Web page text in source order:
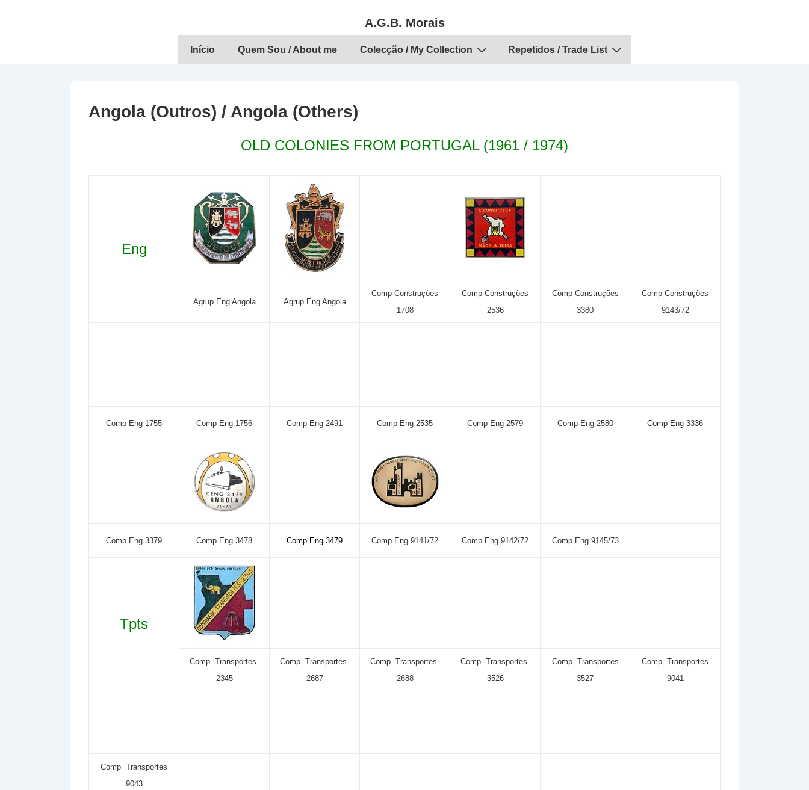
A.G.B. Morais
Navegação
Início Quem Sou / About me Colecção / My Collection Repetidos / Trade List
Angola (Outros) / Angola (Others)
OLD COLONIES FROM PORTUGAL (1961 / 1974)
Eng
Agrup Eng Angola Agrup Eng Angola
Comp Construções
1708
Comp Construções
2536
Comp Construções
3380
Comp Construções
9143/72
Comp Eng 1755 Comp Eng 1756 Comp Eng 2491 Comp Eng 2535 Comp Eng 2579 Comp Eng 2580 Comp Eng 3336
Comp Eng 3379 Comp Eng 3478 Comp Eng 3479 Comp Eng 9141/72 Comp Eng 9142/72 Comp Eng 9145/73
Tpts
Comp Transportes
2345
Comp Transportes
2687
Comp Transportes
2688
Comp Transportes
3526
Comp Transportes
3527
Comp Transportes
9041
Comp Transportes
9043